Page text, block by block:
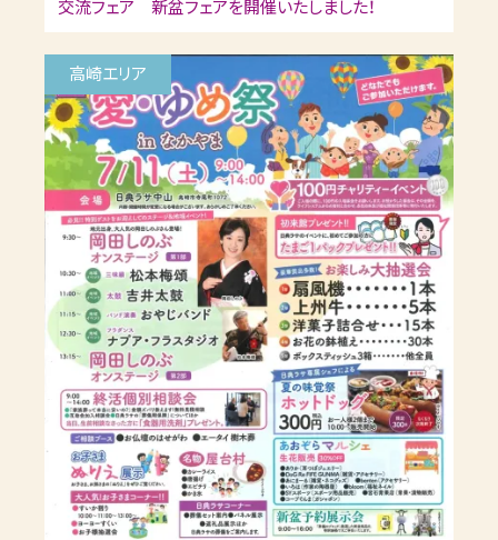
交流フェア 新盆フェアを開催いたしました！
高崎エリア